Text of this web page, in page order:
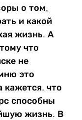
о том,
и какой
жизнь. А
что
не
это
кажется, что
способны
жизнь. В